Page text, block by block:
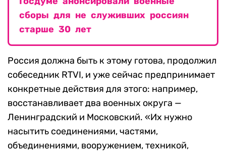
сборы для не служивших россиян
старше 30 лет
Россия должна быть к этому готова, продолжил
собеседник RTVI, и уже сейчас предпринимает
конкретные действия для этого: например,
восстанавливает два военных округа —
Ленинградский и Московский. «Их нужно
насытить соединениями, частями,
объединениями, вооружением, техникой,